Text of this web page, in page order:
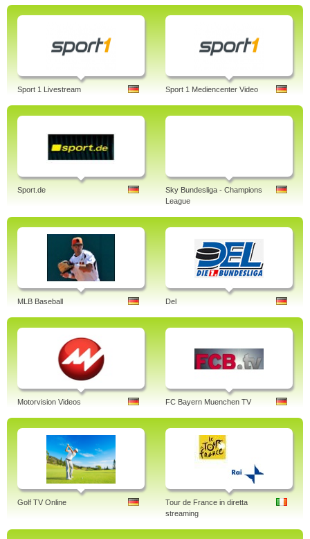
Sport 1 Livestream Sport 1 Mediencenter Video
Sport.de
Sky Bundesliga - Champions
League
MLB Baseball Del
Motorvision Videos FC Bayern Muenchen TV
Golf TV Online
Tour de France in diretta
streaming